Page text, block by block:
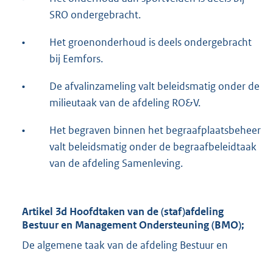
SRO ondergebracht.
•
Het groenonderhoud is deels ondergebracht
bij Eemfors.
•
De afvalinzameling valt beleidsmatig onder de
milieutaak van de afdeling RO&V.
•
Het begraven binnen het begraafplaatsbeheer
valt beleidsmatig onder de begraafbeleidtaak
van de afdeling Samenleving.
Artikel 3d Hoofdtaken van de (staf)afdeling
Bestuur en Management Ondersteuning (BMO);
De algemene taak van de afdeling Bestuur en